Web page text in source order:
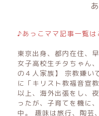
♪あっこママ記事一覧
東京出身、都内在住、
女子高校生チタちゃん
の４人家族】 宗教嫌い
に「キリスト教福音宣
以上、海外出張をし、
ったが、子育てを機に
中。 趣味は旅行、陶芸